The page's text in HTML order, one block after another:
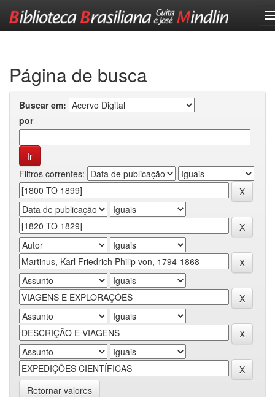
Página de busca
Buscar em:
por
Filtros correntes:
Retornar valores